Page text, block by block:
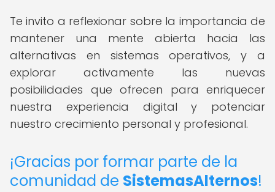
Te invito a reflexionar sobre la importancia de
mantener una mente abierta hacia las
alternativas en sistemas operativos, y a
explorar activamente las nuevas
posibilidades que ofrecen para enriquecer
nuestra experiencia digital y potenciar
nuestro crecimiento personal y profesional.
¡Gracias por formar parte de la
comunidad de SistemasAlternos!